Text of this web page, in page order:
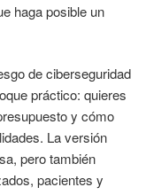
haga posible un
de ciberseguridad
práctico: quieres
y cómo
La versión
pero también
pacientes y